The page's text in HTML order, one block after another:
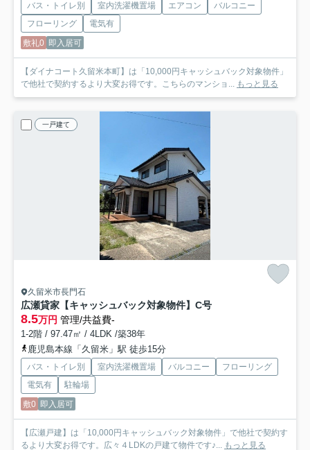
バス・トイレ別 室内洗濯機置場 エアコン
バルコニー
フローリング
電気有
敷礼0 即入居可
【ダイナコート久留米本町】は「10,000円キャッシュバック対象物件」
で他社で契約するより大変お得です。こちらのマンショ... もっと見る
一戸建て
久留米市長門石
広瀬貸家【キャッシュバック対象物件】 C号
8.5万円 管理/共益費-
1-2階 / 97.47㎡ / 4LDK /築38年
鹿児島本線「久留米」駅 徒歩15分
バス・トイレ別 室内洗濯機置場 バルコニー
フローリング
電気有
駐輪場
敷0 即入居可
【広瀬戸建】は「10,000円キャッシュバック対象物件」で他社で契約す
るより大変お得です。広々４LDKの戸建て物件です♪... もっと見る